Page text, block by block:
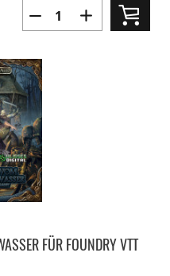
FÜR FOUNDRY VTT